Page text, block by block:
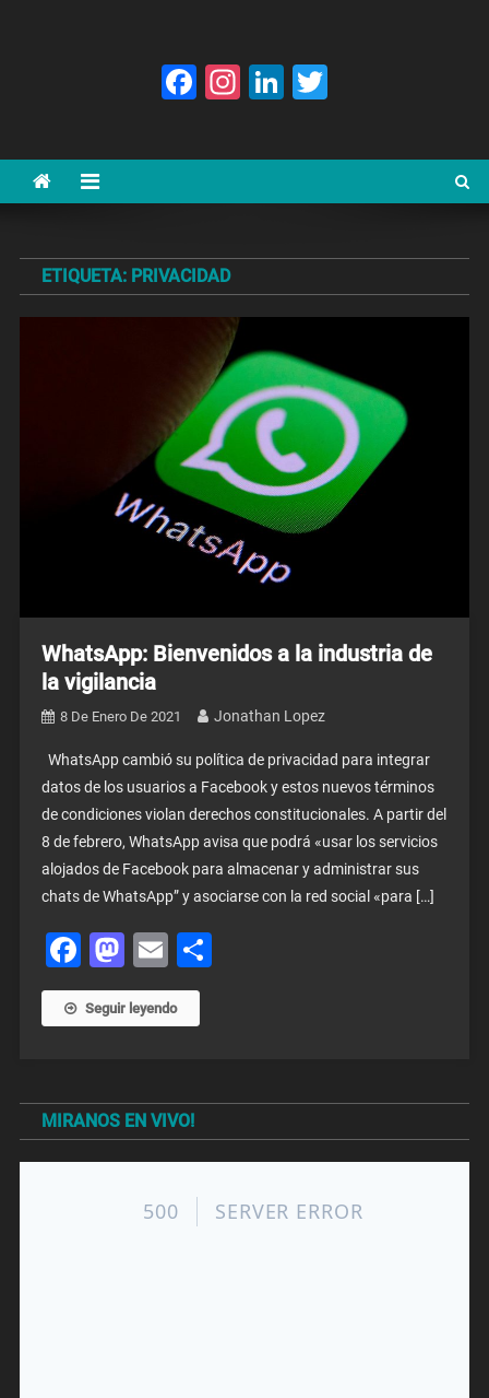
Facebook
Instagram
LinkedIn
ETIQUETA: PRIVACIDAD
WhatsApp: Bienvenidos a la industria de
la vigilancia
8 De Enero De 2021 Jonathan Lopez
WhatsApp cambió su política de privacidad para integrar
datos de los usuarios a Facebook y estos nuevos términos
de condiciones violan derechos constitucionales. A partir del
8 de febrero, WhatsApp avisa que podrá «usar los servicios
alojados de Facebook para almacenar y administrar sus
chats de WhatsApp” y asociarse con la red social «para […]
Facebook
Mastodon
EmailShare
Seguir leyendo
MIRANOS EN VIVO!